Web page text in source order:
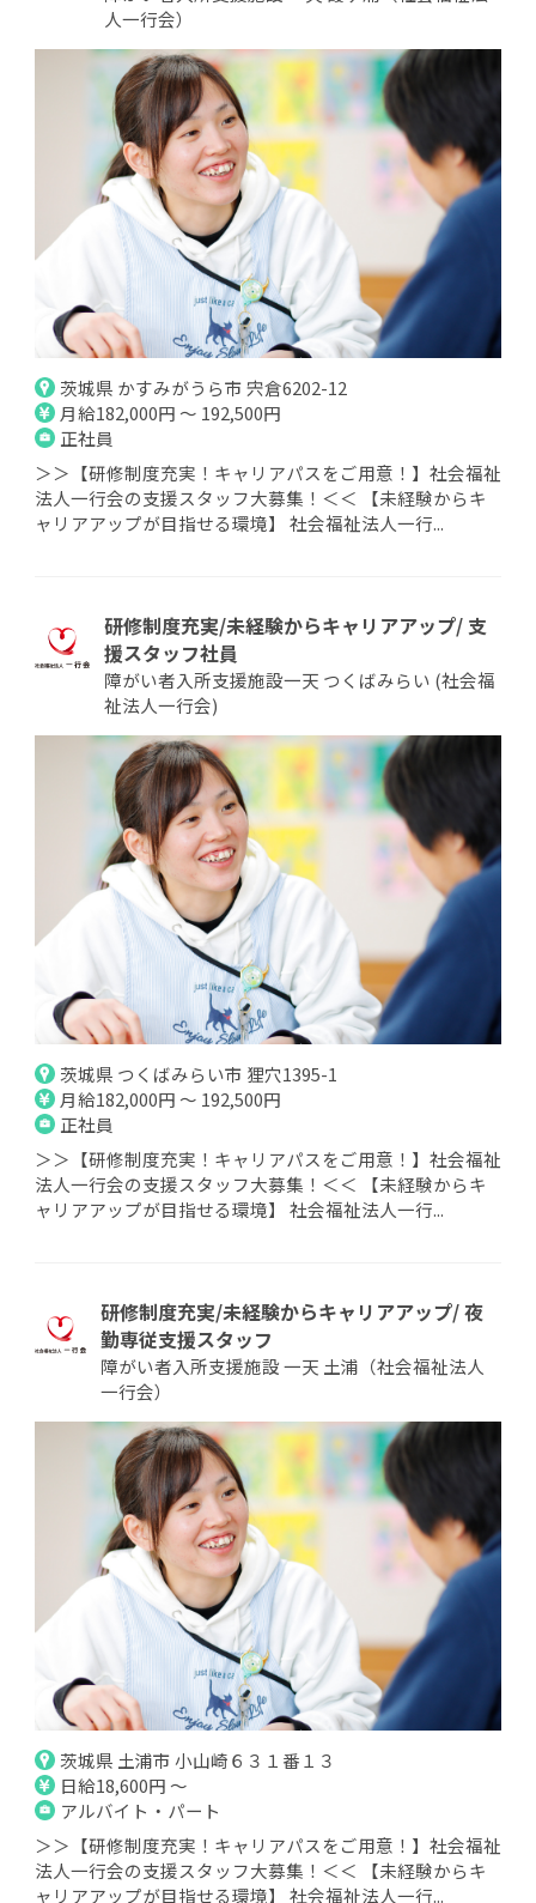
人一行会）
茨城県 かすみがうら市 宍倉6202-12
月給182,000円 ～ 192,500円
正社員
＞＞【研修制度充実！キャリアパスをご用意！】社会福祉
法人一行会の支援スタッフ大募集！＜＜ 【未経験からキ
ャリアアップが目指せる環境】 社会福祉法人一行...
研修制度充実/未経験からキャリアアップ/ 支
援スタッフ社員
障がい者入所支援施設一天 つくばみらい (社会福
祉法人一行会)
茨城県 つくばみらい市 狸穴1395-1
月給182,000円 ～ 192,500円
正社員
＞＞【研修制度充実！キャリアパスをご用意！】社会福祉
法人一行会の支援スタッフ大募集！＜＜ 【未経験からキ
ャリアアップが目指せる環境】 社会福祉法人一行...
研修制度充実/未経験からキャリアアップ/ 夜
勤専従支援スタッフ
障がい者入所支援施設 一天 土浦（社会福祉法人
一行会）
茨城県 土浦市 小山崎６３１番１３
日給18,600円 ～
アルバイト・パート
＞＞【研修制度充実！キャリアパスをご用意！】社会福祉
法人一行会の支援スタッフ大募集！＜＜ 【未経験からキ
ャリアアップが目指せる環境】 社会福祉法人一行...